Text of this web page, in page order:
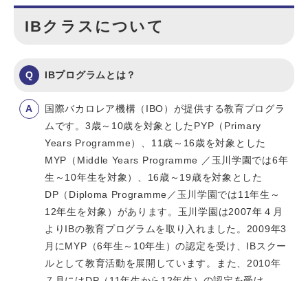
IBクラスについて
IBプログラムとは？
国際バカロレア機構（IBO）が提供する教育プログラ
ムです。3歳～10歳を対象としたPYP（Primary
Years Programme）、11歳～16歳を対象とした
MYP（Middle Years Programme ／玉川学園では6年
生～10年生を対象）、16歳～19歳を対象とした
DP（Diploma Programme／玉川学園では11年生～
12年生を対象）があります。玉川学園は2007年４月
よりIBの教育プログラムを取り入れました。2009年3
月にMYP（6年生～10年生）の認定を受け、IBスクー
ルとして教育活動を展開しています。また、2010年